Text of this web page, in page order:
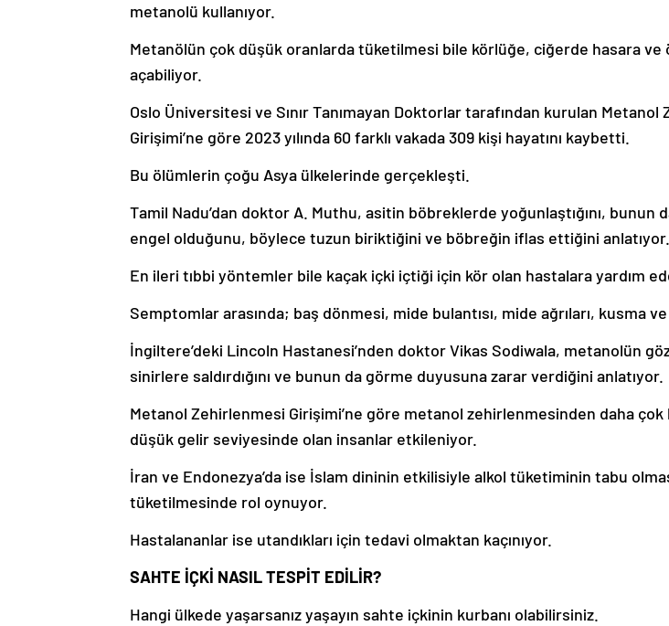
metanolü kullanıyor.
Metanölün çok düşük oranlarda tüketilmesi bile körlüğe, ciğerde hasara ve
açabiliyor.
Oslo Üniversitesi ve Sınır Tanımayan Doktorlar tarafından kurulan Metanol
Girişimi’ne göre 2023 yılında 60 farklı vakada 309 kişi hayatını kaybetti.
Bu ölümlerin çoğu Asya ülkelerinde gerçekleşti.
Tamil Nadu’dan doktor A. Muthu, asitin böbreklerde yoğunlaştığını, bunun
engel olduğunu, böylece tuzun biriktiğini ve böbreğin iflas ettiğini anlatıyor.
En ileri tıbbi yöntemler bile kaçak içki içtiği için kör olan hastalara yardım
Semptomlar arasında; baş dönmesi, mide bulantısı, mide ağrıları, kusma
İngiltere’deki Lincoln Hastanesi’nden doktor Vikas Sodiwala, metanolün
sinirlere saldırdığını ve bunun da görme duyusuna zarar verdiğini anlatıyor.
Metanol Zehirlenmesi Girişimi’ne göre metanol zehirlenmesinden daha
düşük gelir seviyesinde olan insanlar etkileniyor.
İran ve Endonezya’da ise İslam dininin etkilisiyle alkol tüketiminin tabu
tüketilmesinde rol oynuyor.
Hastalananlar ise utandıkları için tedavi olmaktan kaçınıyor.
SAHTE İÇKİ NASIL TESPİT EDİLİR?
Hangi ülkede yaşarsanız yaşayın sahte içkinin kurbanı olabilirsiniz.